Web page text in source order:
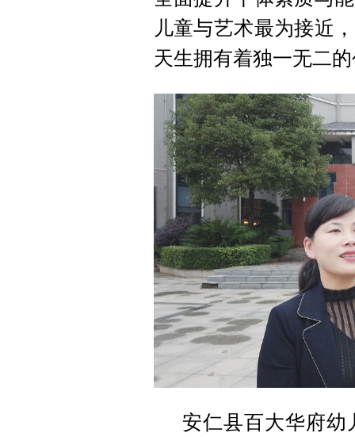
儿童与艺术最为接近
天生拥有着独一无二
安仁县百大华府